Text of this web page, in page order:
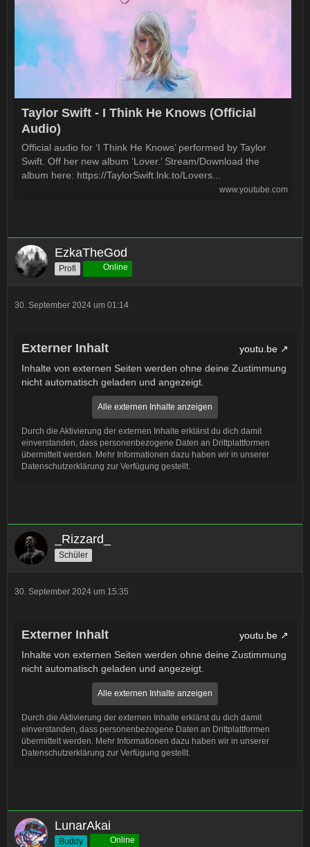
Taylor Swift - I Think He Knows (Official
Audio)
Official audio for ‘I Think He Knows’ performed by Taylor
Swift. Off her new album ‘Lover.’ Stream/Download the
album here: https://TaylorSwift.lnk.to/Lovers...
www.youtube.com
EzkaTheGod
Profi Online
30. September 2024 um 01:14
Externer Inhalt
youtu.be
Inhalte von externen Seiten werden ohne deine Zustimmung
nicht automatisch geladen und angezeigt.
Alle externen Inhalte anzeigen
Durch die Aktivierung der externen Inhalte erklärst du dich damit
einverstanden, dass personenbezogene Daten an Drittplattformen
übermittelt werden. Mehr Informationen dazu haben wir in unserer
Datenschutzerklärung zur Verfügung gestellt.
_Rizzard_
Schüler
30. September 2024 um 15:35
Externer Inhalt
youtu.be
Inhalte von externen Seiten werden ohne deine Zustimmung
nicht automatisch geladen und angezeigt.
Alle externen Inhalte anzeigen
Durch die Aktivierung der externen Inhalte erklärst du dich damit
einverstanden, dass personenbezogene Daten an Drittplattformen
übermittelt werden. Mehr Informationen dazu haben wir in unserer
Datenschutzerklärung zur Verfügung gestellt.
LunarAkai
Buddy Online